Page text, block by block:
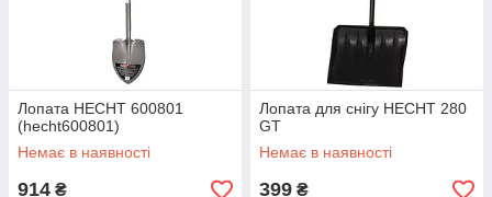
Лопата HECHT 600801
(hecht600801)
Немає в наявності
914 ₴
Лопата для снігу HECHT 280
GT
Немає в наявності
399 ₴